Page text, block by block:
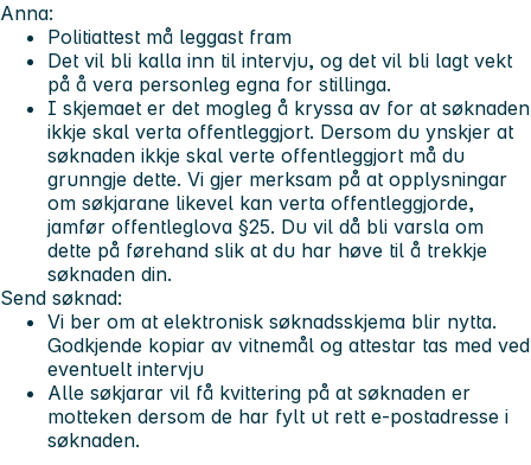
Anna:
Politiattest må leggast fram
Det vil bli kalla inn til intervju, og det vil bli lagt vekt
på å vera personleg egna for stillinga.
I skjemaet er det mogleg å kryssa av for at søknaden
ikkje skal verta offentleggjort. Dersom du ynskjer at
søknaden ikkje skal verte offentleggjort må du
grunngje dette. Vi gjer merksam på at opplysningar
om søkjarane likevel kan verta offentleggjorde,
jamfør offentleglova §25. Du vil då bli varsla om
dette på førehand slik at du har høve til å trekkje
søknaden din.
Send søknad:
Vi ber om at elektronisk søknadsskjema blir nytta.
Godkjende kopiar av vitnemål og attestar tas med ved
eventuelt intervju
Alle søkjarar vil få kvittering på at søknaden er
motteken dersom de har fylt ut rett e-postadresse i
søknaden.